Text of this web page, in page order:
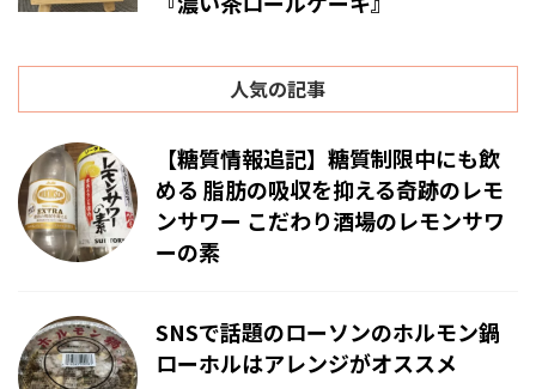
人気の記事
【糖質情報追記】糖質制限中にも飲
める 脂肪の吸収を抑える奇跡のレモ
ンサワー こだわり酒場のレモンサワ
ーの素
SNSで話題のローソンのホルモン鍋
ローホルはアレンジがオススメ